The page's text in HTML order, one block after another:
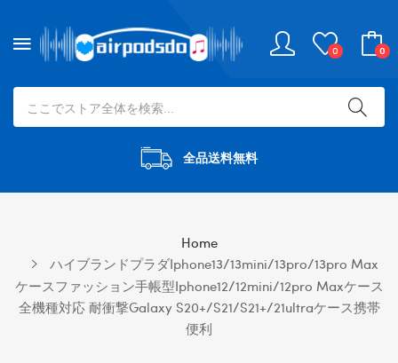
0 0
全品送料無料
Home
ハイブランドプラダiphone13/13mini/13pro/13pro Max
ケースファッション手帳型iphone12/12mini/12pro Maxケース
全機種対応 耐衝撃Galaxy S20+/S21/S21+/21ultraケース携帯
便利